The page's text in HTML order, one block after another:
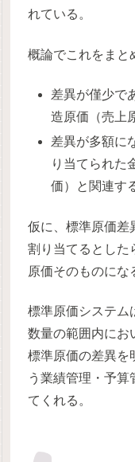
れている。
概論でこれをまと
差異が僅少で
造原価（売上
差異が多額に
り当てられた
価）と関連す
仮に、標準原価差
割り当てるとした
原価そのものにな
標準原価システム
数量の範囲内にお
標準原価の差異を
う業績管理・予算
てくれる。